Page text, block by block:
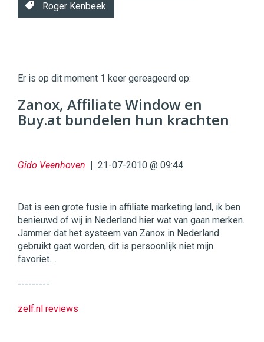
Roger Kenbeek
|
Digital
Commerce
https://twinklemagazine.nl
9654
Er is op dit moment 1 keer gereageerd op:
Zanox, Affiliate Window en
Buy.at bundelen hun krachten
Gido Veenhoven 21-07-2010 @ 09:44
Dat is een grote fusie in affiliate marketing land, ik ben
benieuwd of wij in Nederland hier wat van gaan merken.
Jammer dat het systeem van Zanox in Nederland
gebruikt gaat worden, dit is persoonlijk niet mijn
favoriet....
---------
zelf.nl reviews